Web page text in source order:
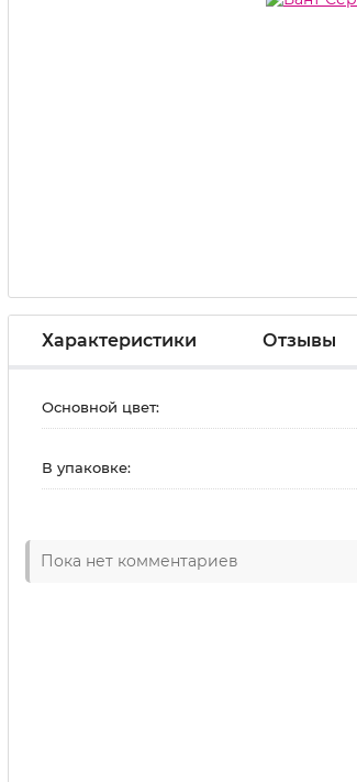
Характеристики Отзывы
Основной цвет:
В упаковке:
Пока нет комментариев